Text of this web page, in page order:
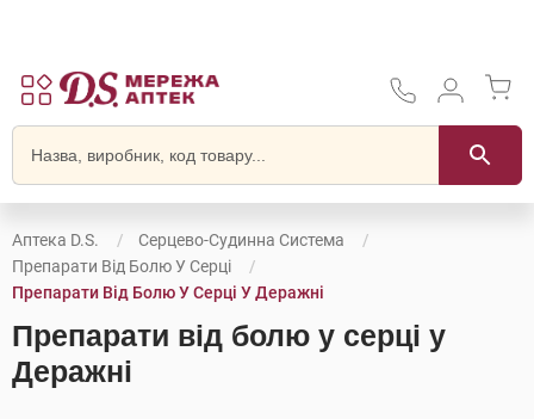
Аптека D.S.
Серцево-Судинна Система
Препарати Від Болю У Серці
Препарати Від Болю У Серці У Деражні
Препарати від болю у серці у
Деражні